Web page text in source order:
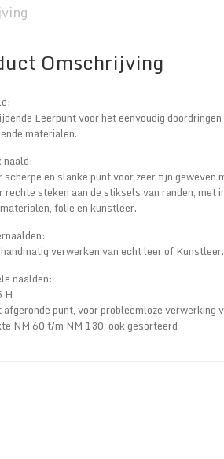
Omschrijving
Leerpunt voor het eenvoudig
materialen.
scherpe en slanke punt voor zeer fijn geweven
rechte steken aan de stiksels van randen, met
folie en kunstleer.
verwerken van echt leer of Kunstleer.
naalden:
H
punt, voor probleemloze verwerking
NM 60 t/m NM 130, ook gesorteerd